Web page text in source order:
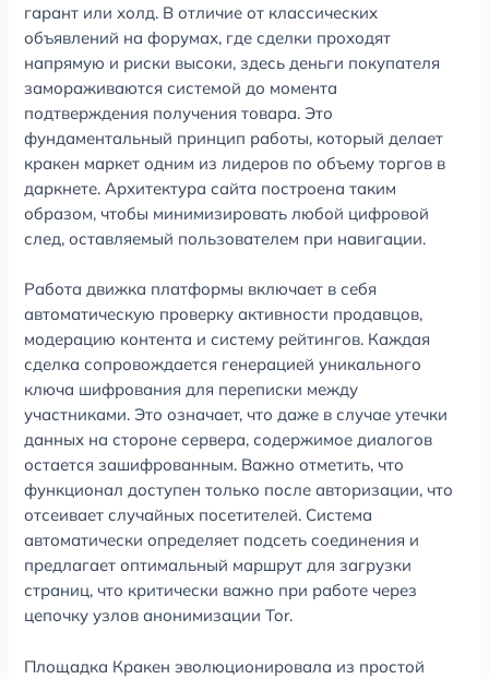
гарант или холд. В отличие от классических
объявлений на форумах, где сделки проходят
напрямую и риски высоки, здесь деньги покупателя
замораживаются системой до момента
подтверждения получения товара. Это
фундаментальный принцип работы, который делает
кракен маркет одним из лидеров по объему торгов в
даркнете. Архитектура сайта построена таким
образом, чтобы минимизировать любой цифровой
след, оставляемый пользователем при навигации.
Работа движка платформы включает в себя
автоматическую проверку активности продавцов,
модерацию контента и систему рейтингов. Каждая
сделка сопровождается генерацией уникального
ключа шифрования для переписки между
участниками. Это означает, что даже в случае утечки
данных на стороне сервера, содержимое диалогов
остается зашифрованным. Важно отметить, что
функционал доступен только после авторизации, что
отсеивает случайных посетителей. Система
автоматически определяет подсеть соединения и
предлагает оптимальный маршрут для загрузки
страниц, что критически важно при работе через
цепочку узлов анонимизации Tor.
Площадка Кракен эволюционировала из простой